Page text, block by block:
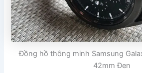
Đồng hồ thông minh Samsung
42mm Đen